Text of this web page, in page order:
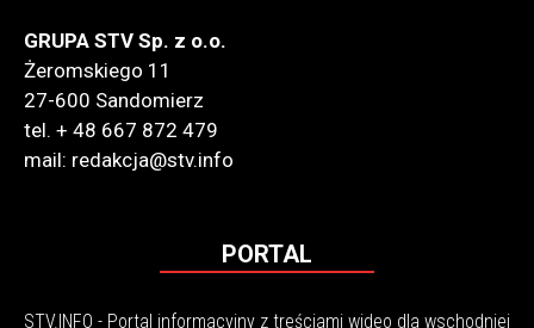
GRUPA STV Sp. z o.o.
Żeromskiego 11
27-600 Sandomierz
tel. + 48 667 872 479
mail: redakcja@stv.info
PORTAL
STV.INFO - Portal informacyjny z treściami wideo dla wschodniej